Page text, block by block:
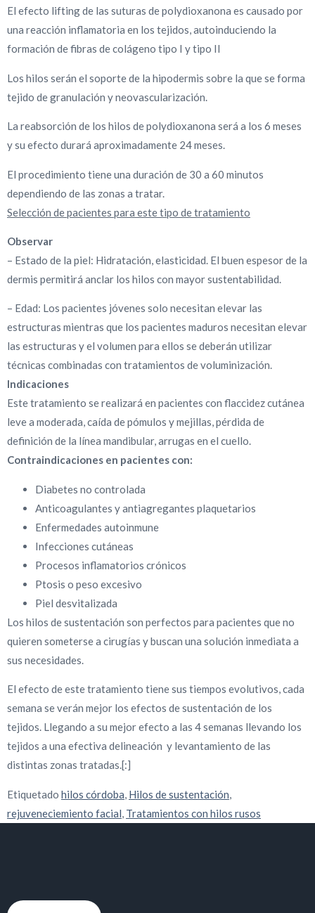
El efecto lifting de las suturas de polydioxanona es causado por
una reacción inflamatoria en los tejidos, autoinduciendo la
formación de fibras de colágeno tipo I y tipo II
Los hilos serán el soporte de la hipodermis sobre la que se forma
tejido de granulación y neovascularización.
La reabsorción de los hilos de polydioxanona será a los 6 meses
y su efecto durará aproximadamente 24 meses.
El procedimiento tiene una duración de 30 a 60 minutos
dependiendo de las zonas a tratar.
Selección de pacientes para este tipo de tratamiento
Observar
– Estado de la piel: Hidratación, elasticidad. El buen espesor de la
dermis permitirá anclar los hilos con mayor sustentabilidad.
– Edad: Los pacientes jóvenes solo necesitan elevar las
estructuras mientras que los pacientes maduros necesitan elevar
las estructuras y el volumen para ellos se deberán utilizar
técnicas combinadas con tratamientos de voluminización.
Indicaciones
Este tratamiento se realizará en pacientes con flaccidez cutánea
leve a moderada, caída de pómulos y mejillas, pérdida de
definición de la línea mandibular, arrugas en el cuello.
Contraindicaciones en pacientes con:
Diabetes no controlada
Anticoagulantes y antiagregantes plaquetarios
Enfermedades autoinmune
Infecciones cutáneas
Procesos inflamatorios crónicos
Ptosis o peso excesivo
Piel desvitalizada
Los hilos de sustentación son perfectos para pacientes que no
quieren someterse a cirugías y buscan una solución inmediata a
sus necesidades.
El efecto de este tratamiento tiene sus tiempos evolutivos, cada
semana se verán mejor los efectos de sustentación de los
tejidos. Llegando a su mejor efecto a las 4 semanas llevando los
tejidos a una efectiva delineación y levantamiento de las
distintas zonas tratadas.[:]
Etiquetado hilos córdoba Hilos de sustentación
rejuveneciemiento facial Tratamientos con hilos rusos